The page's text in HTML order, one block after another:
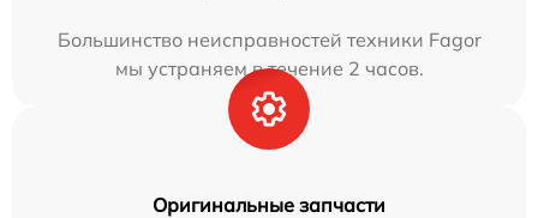
Большинство неисправностей техники Fagor
мы устраняем в течение 2 часов.
Оригинальные запчасти